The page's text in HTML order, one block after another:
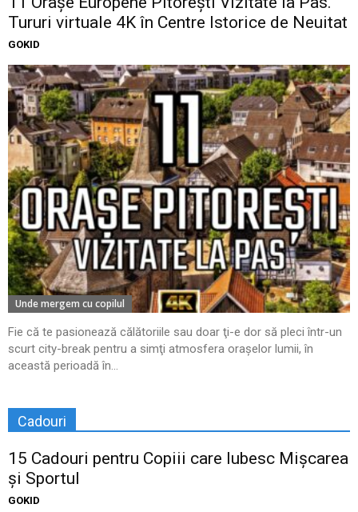
Tururi virtuale 4K în Centre Istorice de Neuitat
GOKID
Unde mergem cu copilul
Fie că te pasionează călătoriile sau doar ţi-e dor să pleci într-un
scurt city-break pentru a simţi atmosfera oraşelor lumii, în
această perioadă în...
Cadouri
15 Cadouri pentru Copiii care Iubesc Mișcarea
și Sportul
GOKID